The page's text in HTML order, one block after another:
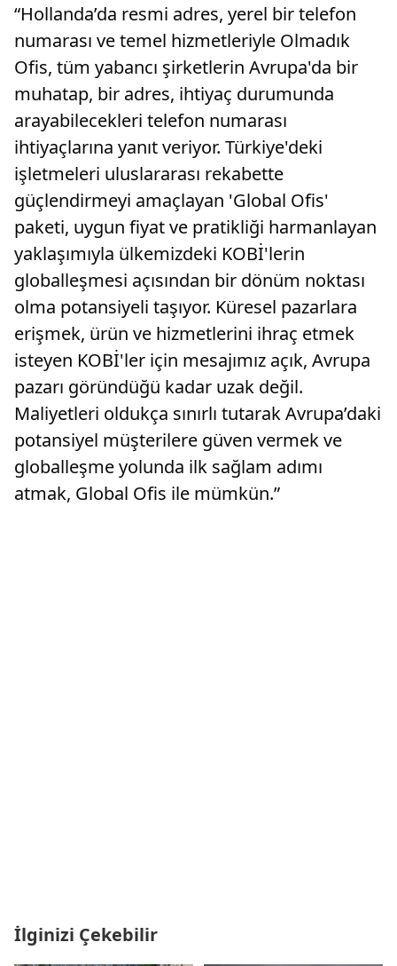
“Hollanda’da resmi adres, yerel bir telefon
numarası ve temel hizmetleriyle Olmadık
Ofis, tüm yabancı şirketlerin Avrupa'da bir
muhatap, bir adres, ihtiyaç durumunda
arayabilecekleri telefon numarası
ihtiyaçlarına yanıt veriyor. Türkiye'deki
işletmeleri uluslararası rekabette
güçlendirmeyi amaçlayan 'Global Ofis'
paketi, uygun fiyat ve pratikliği harmanlayan
yaklaşımıyla ülkemizdeki KOBİ'lerin
globalleşmesi açısından bir dönüm noktası
olma potansiyeli taşıyor. Küresel pazarlara
erişmek, ürün ve hizmetlerini ihraç etmek
isteyen KOBİ'ler için mesajımız açık, Avrupa
pazarı göründüğü kadar uzak değil.
Maliyetleri oldukça sınırlı tutarak Avrupa’daki
potansiyel müşterilere güven vermek ve
globalleşme yolunda ilk sağlam adımı
atmak, Global Ofis ile mümkün.”
İlginizi Çekebilir